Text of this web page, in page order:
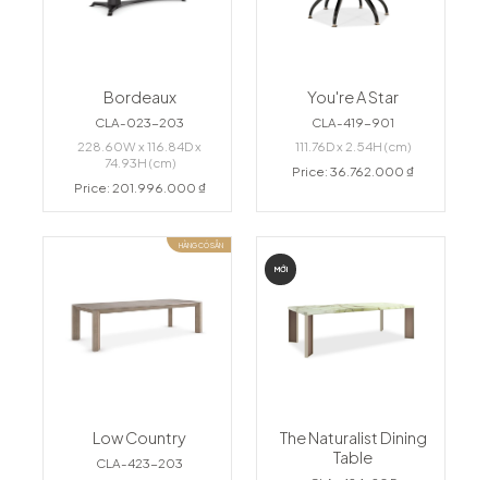
Bordeaux
CLA-023-203
228.60W x 116.84D x
74.93H (cm)
Price: 201.996.000 ₫
You're A Star
CLA-419-901
111.76D x 2.54H (cm)
Price: 36.762.000 ₫
HÀNG CÓ SẴN
Low Country
CLA-423-203
MỚI
The Naturalist Dining
Table